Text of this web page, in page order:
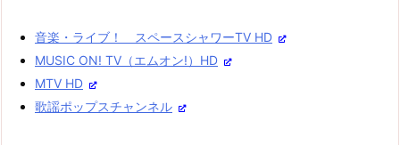
音楽・ライブ！ スペースシャワーTV HD
MUSIC ON! TV（エムオン!）HD
MTV HD
歌謡ポップスチャンネル